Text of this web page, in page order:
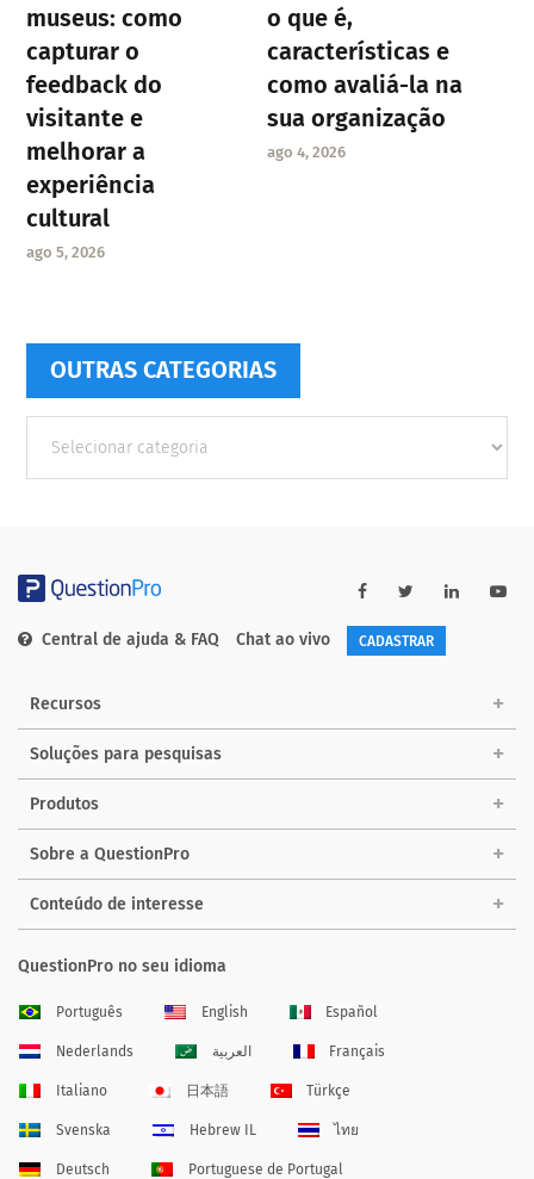
museus: como
capturar o
feedback do
visitante e
melhorar a
experiência
cultural
ago 5, 2026
o que é,
características e
como avaliá-la na
sua organização
ago 4, 2026
OUTRAS CATEGORIAS
Categorias
Central de ajuda & FAQ Chat ao vivo CADASTRAR
Recursos
Soluções para pesquisas
Produtos
Sobre a QuestionPro
Conteúdo de interesse
QuestionPro no seu idioma
Português English Español
Nederlands العربية Français
Italiano 日本語 Türkçe
Svenska Hebrew IL ไทย
Deutsch Portuguese de Portugal